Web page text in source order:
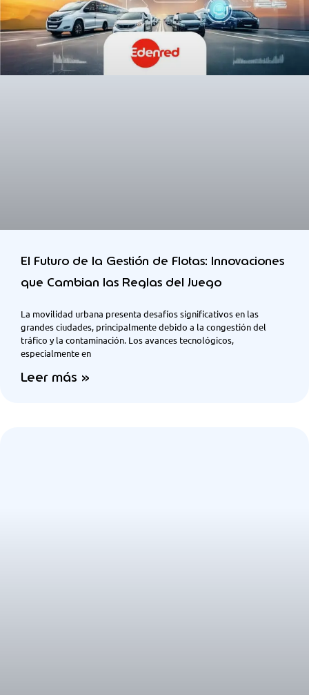
El Futuro de la Gestión de Flotas: Innovaciones
que Cambian las Reglas del Juego
La movilidad urbana presenta desafíos significativos en las
grandes ciudades, principalmente debido a la congestión del
tráfico y la contaminación. Los avances tecnológicos,
especialmente en
Leer más »